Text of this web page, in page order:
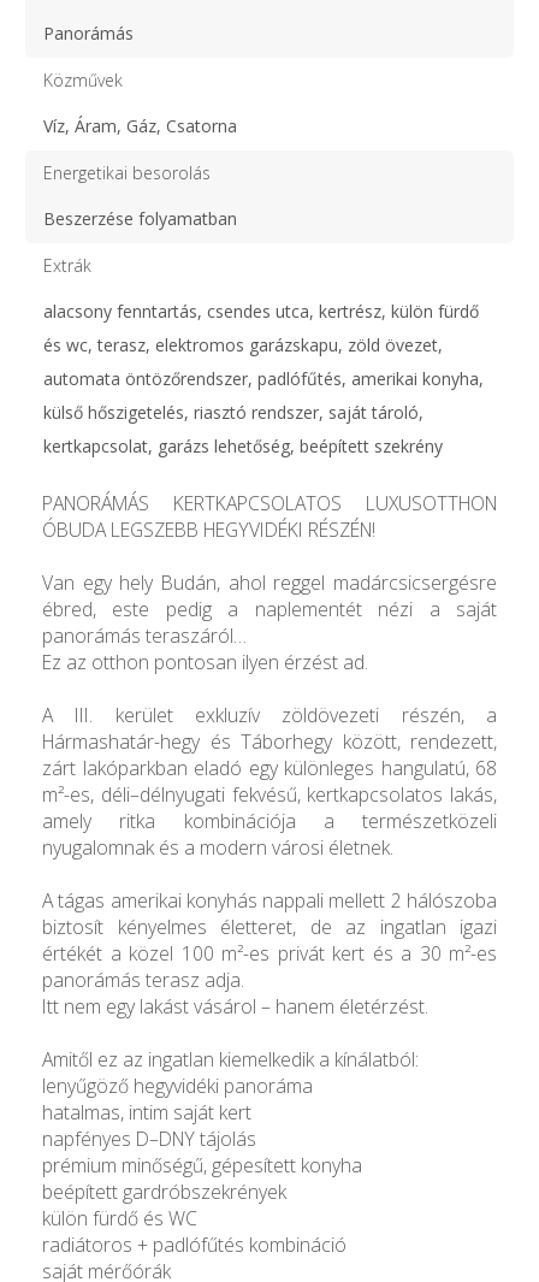
Panorámás
Közművek
Víz, Áram, Gáz, Csatorna
Energetikai besorolás
Beszerzése folyamatban
Extrák
alacsony fenntartás, csendes utca, kertrész, külön fürdő
és wc, terasz, elektromos garázskapu, zöld övezet,
automata öntözőrendszer, padlófűtés, amerikai konyha,
külső hőszigetelés, riasztó rendszer, saját tároló,
kertkapcsolat, garázs lehetőség, beépített szekrény
PANORÁMÁS KERTKAPCSOLATOS LUXUSOTTHON
ÓBUDA LEGSZEBB HEGYVIDÉKI RÉSZÉN!
Van egy hely Budán, ahol reggel madárcsicsergésre
ébred, este pedig a naplementét nézi a saját
panorámás teraszáról…
Ez az otthon pontosan ilyen érzést ad.
A III. kerület exkluzív zöldövezeti részén, a
Hármashatár-hegy és Táborhegy között, rendezett,
zárt lakóparkban eladó egy különleges hangulatú, 68
m²-es, déli–délnyugati fekvésű, kertkapcsolatos lakás,
amely ritka kombinációja a természetközeli
nyugalomnak és a modern városi életnek.
A tágas amerikai konyhás nappali mellett 2 hálószoba
biztosít kényelmes életteret, de az ingatlan igazi
értékét a közel 100 m²-es privát kert és a 30 m²-es
panorámás terasz adja.
Itt nem egy lakást vásárol – hanem életérzést.
Amitől ez az ingatlan kiemelkedik a kínálatból:
lenyűgöző hegyvidéki panoráma
hatalmas, intim saját kert
napfényes D–DNY tájolás
prémium minőségű, gépesített konyha
beépített gardróbszekrények
külön fürdő és WC
radiátoros + padlófűtés kombináció
saját mérőórák